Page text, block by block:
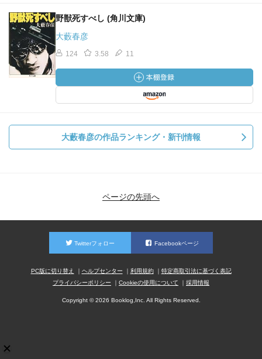
野獣死すべし (角川文庫)
大藪春彦
124 3.58 11
大藪春彦の作品ランキング・新刊情報
ページの先頭へ
Twitterフォロー Facebookページ
PC版に切り替え ヘルプセンター 利用規約
特定商取引法に基づく表記
プライバシーポリシー
Cookieの使用について 採用情報
Copyright © 2026 Booklog,Inc. All Rights Reserved.